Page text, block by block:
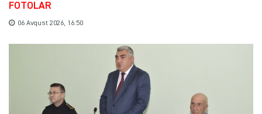
FOTOLAR
06 Avqust 2026, 16:50